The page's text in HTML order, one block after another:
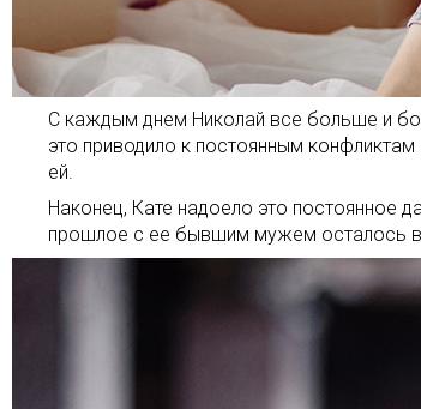
С каждым днем Николай все больше и
это приводило к постоянным
ей.
Наконец, Кате надоело это постоянное
прошлое с ее бывшим мужем осталось в